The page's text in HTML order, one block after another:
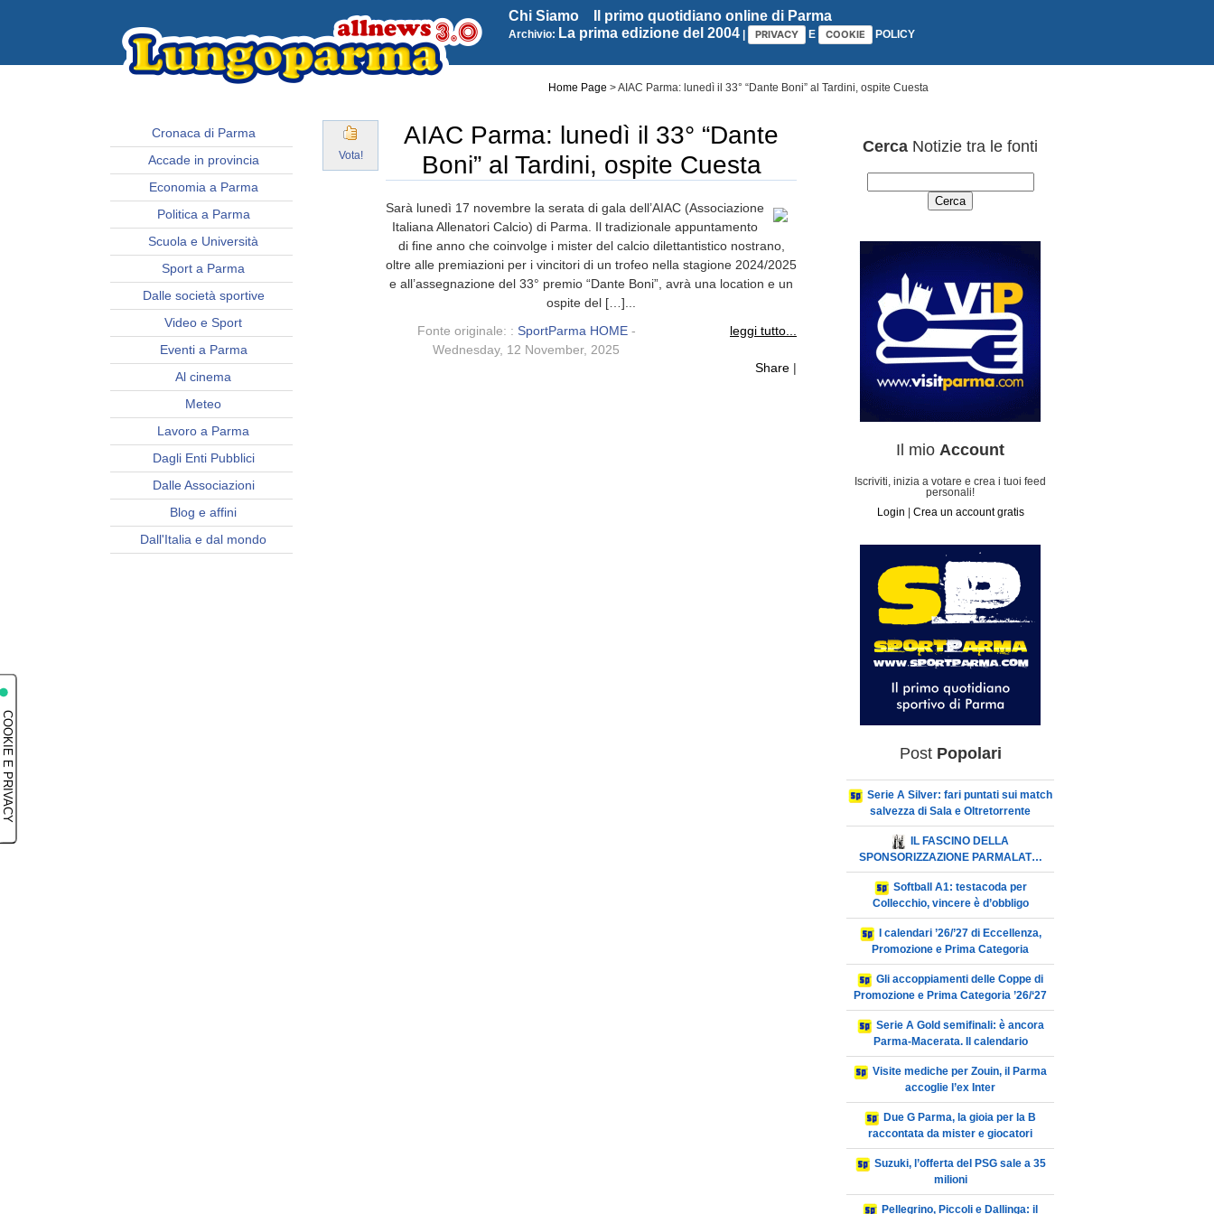
Chi Siamo Il primo quotidiano online di Parma
Archivio: La prima edizione del 2004 | PRIVACY E COOKIE POLICY
Home Page >AIAC Parma: lunedì il 33° “Dante Boni” al Tardini, ospite Cuesta
Cronaca di Parma
Accade in provincia
Economia a Parma
Politica a Parma
Scuola e Università
Sport a Parma
Dalle società sportive
Video e Sport
Eventi a Parma
Al cinema
Meteo
Lavoro a Parma
Dagli Enti Pubblici
Dalle Associazioni
Blog e affini
Dall'Italia e dal mondo
Vota!
AIAC Parma: lunedì il 33° “Dante
Boni” al Tardini, ospite Cuesta
Sarà lunedì 17 novembre la serata di gala dell’AIAC (Associazione
Italiana Allenatori Calcio) di Parma. Il tradizionale appuntamento
di fine anno che coinvolge i mister del calcio dilettantistico nostrano,
oltre alle premiazioni per i vincitori di un trofeo nella stagione 2024/2025
e all’assegnazione del 33° premio “Dante Boni”, avrà una location e un
ospite del […]...
leggi tutto...
Share |
Fonte originale: : SportParma HOME-
Wednesday, 12 November, 2025
Cerca Notizie tra le fonti
Il mio Account
Iscriviti, inizia a votare e crea i tuoi feed
personali!
Login
Crea un account gratis
Post Popolari
Serie A Silver: fari puntati sui match
salvezza di Sala e Oltretorrente
IL FASCINO DELLA
SPONSORIZZAZIONE PARMALAT…
Softball A1: testacoda per
Collecchio, vincere è d’obbligo
I calendari ’26/’27 di Eccellenza,
Promozione e Prima Categoria
Gli accoppiamenti delle Coppe di
Promozione e Prima Categoria ’26/‘27
Serie A Gold semifinali: è ancora
Parma-Macerata. Il calendario
Visite mediche per Zouin, il Parma
accoglie l’ex Inter
Due G Parma, la gioia per la B
raccontata da mister e giocatori
Suzuki, l’offerta del PSG sale a 35
milioni
Pellegrino, Piccoli e Dallinga: il